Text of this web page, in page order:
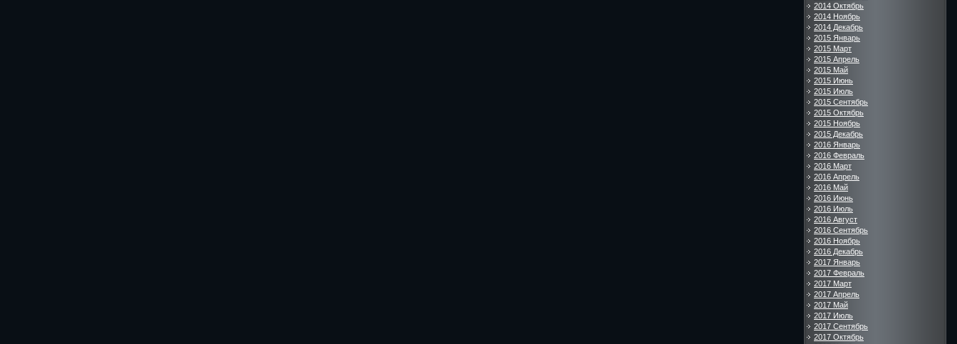
2014 Октябрь
2014 Ноябрь
2014 Декабрь
2015 Январь
2015 Март
2015 Апрель
2015 Май
2015 Июнь
2015 Июль
2015 Сентябрь
2015 Октябрь
2015 Ноябрь
2015 Декабрь
2016 Январь
2016 Февраль
2016 Март
2016 Апрель
2016 Май
2016 Июнь
2016 Июль
2016 Август
2016 Сентябрь
2016 Ноябрь
2016 Декабрь
2017 Январь
2017 Февраль
2017 Март
2017 Апрель
2017 Май
2017 Июль
2017 Сентябрь
2017 Октябрь